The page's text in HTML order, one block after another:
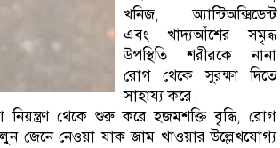
খনিজ, অ্যান্টিঅক্সিডেন্ট
এবং খাদ্যআঁশের সমৃদ্ধ
উপস্থিতি শরীরকে নানা
রোগ থেকে সুরক্ষা দিতে
সাহায্য করে।
নিয়ন্ত্রণ থেকে শুরু করে হজমশক্তি বৃদ্ধি, রোগ
জেনে নেওয়া যাক জাম খাওয়ার উল্লেখযোগ্য